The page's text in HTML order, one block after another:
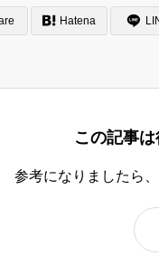
Hatena
この記事
参考になりましたら